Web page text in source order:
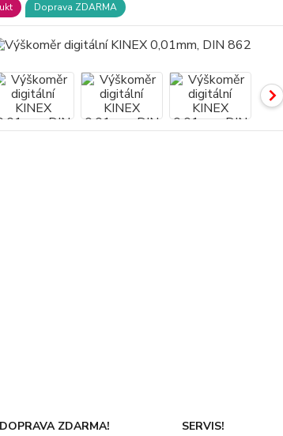
Doprava ZDARMA
DOPRAVA ZDARMA!
SERVIS!